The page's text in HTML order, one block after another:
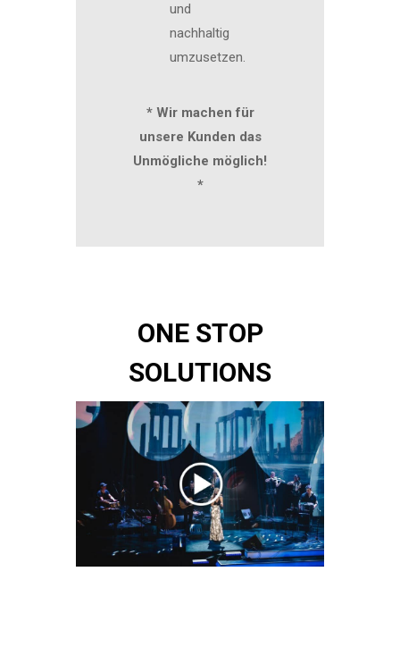
und
nachhaltig
umzusetzen.
* Wir machen für
unsere Kunden das
Unmögliche möglich!
*
ONE STOP
SOLUTIONS